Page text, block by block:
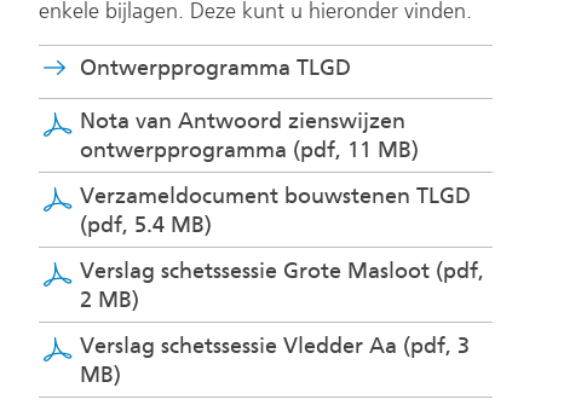
enkele bijlagen. Deze kunt u hieronder vinden.
Ontwerpprogramma TLGD
Nota van Antwoord zienswijzen
ontwerpprogramma (pdf, 11 MB)
Verzameldocument bouwstenen TLGD
(pdf, 5.4 MB)
Verslag schetssessie Grote Masloot (pdf,
2 MB)
Verslag schetssessie Vledder Aa (pdf, 3
MB)